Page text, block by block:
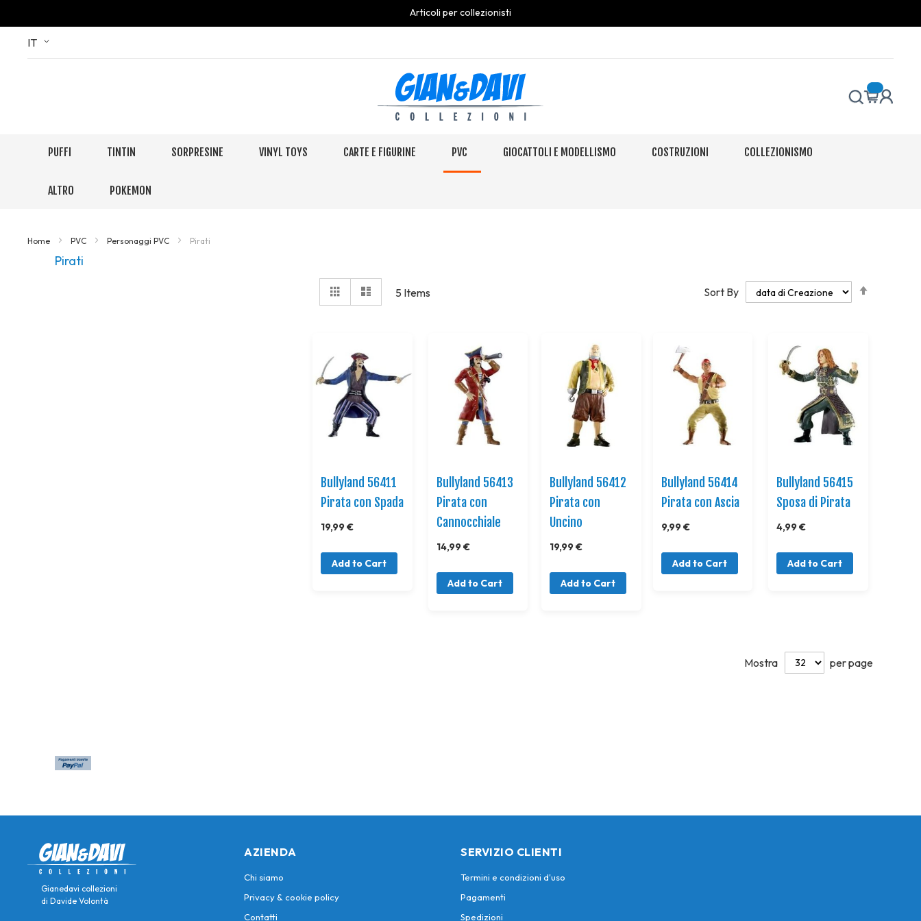
Articoli per collezionisti
Skip
Language
IT
PUFFI TINTIN SORPRESINE VINYL TOYS CARTE E FIGURINE PVC GIOCATTOLI E MODELLISMO COSTRUZIONI COLLEZIONISMO
ALTRO POKEMON
Home PVC Personaggi PVC Pirati
Pirati
View
as
Grid Elenco
5 Items Sort By
Bullyland 56411
Pirata con Spada
19,99 €
Add to Cart
Bullyland 56413
Pirata con
Cannocchiale
14,99 €
Add to Cart
Bullyland 56412
Pirata con
Uncino
19,99 €
Add to Cart
Bullyland 56414
Pirata con Ascia
9,99 €
Add to Cart
Bullyland 56415
Sposa di Pirata
4,99 €
Add to Cart
Mostra per page
Gianedavi collezioni
di Davide Volontà
AZIENDA
Chi siamo
Privacy & cookie policy
Contatti
SERVIZIO CLIENTI
Termini e condizioni d'uso
Pagamenti
Spedizioni